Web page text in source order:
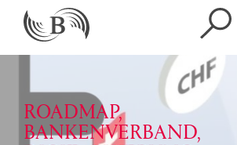
ROADMAP,
BANKENVERBAND,